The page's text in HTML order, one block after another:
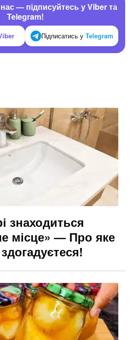
— підписуйтесь у Viber та
Telegram!
Підписатись у Telegram
знаходиться
місце» — Про яке